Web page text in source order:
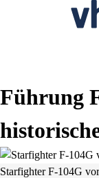
Führung
Starfighter F-104G